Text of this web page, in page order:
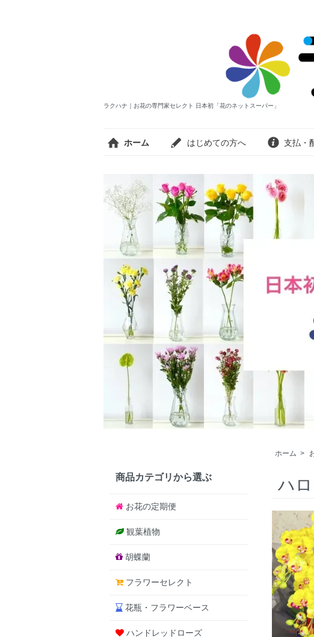
ラクハナ｜お花の専門家セレクト 日本初「花のネットスーパー」
ホーム はじめての方へ 支払・
ホーム >
ハ
商品カテゴリから選ぶ
お花の定期便
観葉植物
胡蝶蘭
フラワーセレクト
花瓶・フラワーベース
ハンドレッドローズ